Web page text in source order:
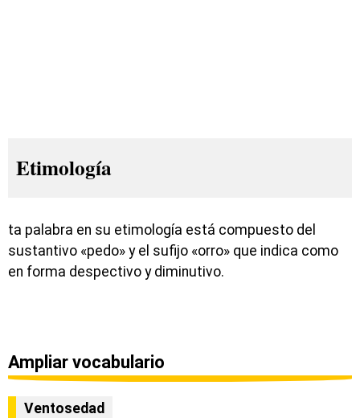
Etimología
ta palabra en su etimología está compuesto del
sustantivo «pedo» y el sufijo «orro» que indica como
en forma despectivo y diminutivo.
Ampliar vocabulario
Ventosedad